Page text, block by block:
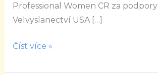
Professional Women CR za podpory
Velvyslanectví USA […]
Číst více »